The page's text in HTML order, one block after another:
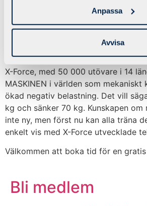
Anpassa
Avvisa
behandla och arbeta runt skador.
RESULTAT Oavsett vilket mål
SPARAR TID Korta intensiva
tid till annan träning, aktiviteter
X-Force, med 50 000 utövare i 14
MASKINEN i världen som mekaniskt
ökad negativ belastning. Det vill
kg och sänker 70 kg. Kunskapen
inte ny, men först nu kan alla träna
enkelt vis med X-Force utvecklade
Välkommen att boka tid för en
Bli medlem